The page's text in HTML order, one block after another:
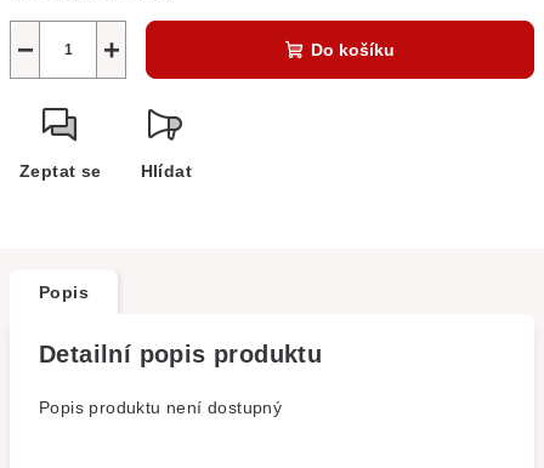
+
− Do košíku
Zeptat se Hlídat
Popis
Detailní popis produktu
Popis produktu není dostupný